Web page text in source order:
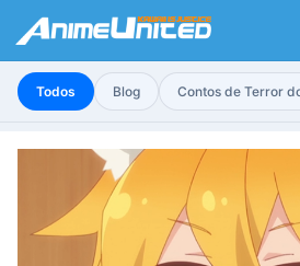
Todos Blog Contos de Terror